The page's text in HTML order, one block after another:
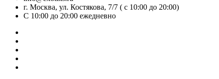
г. Москва, ул. Костякова, 7/7 ( с 10:00 до 20:00)
С 10:00 до 20:00 ежедневно